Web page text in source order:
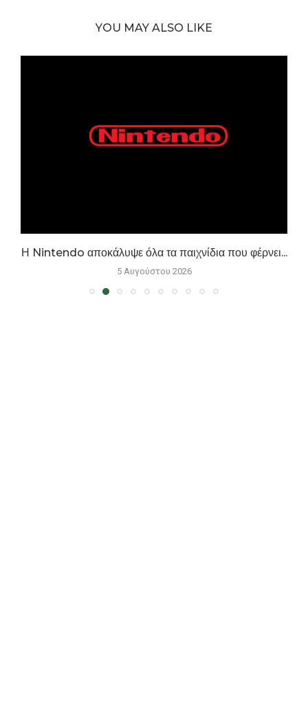
YOU MAY ALSO LIKE
Η Nintendo αποκάλυψε όλα τα παιχνίδια που φέρνει...
5 Αυγούστου 2026